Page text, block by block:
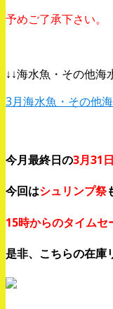
予めご了承下さい。
↓↓海水魚・その他海
3月海水魚・その他
今月最終日の3月31
今回はシュリンプ祭
15時からのタイムセ
是非、こちらの在庫